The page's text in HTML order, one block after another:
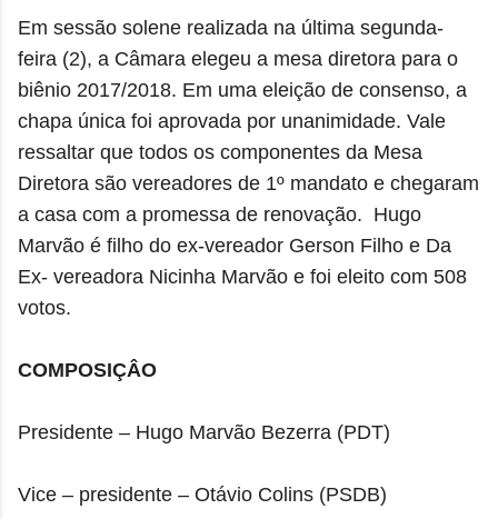
Em sessão solene realizada na última segunda-
feira (2), a Câmara elegeu a mesa diretora para o
biênio 2017/2018. Em uma eleição de consenso, a
chapa única foi aprovada por unanimidade. Vale
ressaltar que todos os componentes da Mesa
Diretora são vereadores de 1º mandato e chegaram
a casa com a promessa de renovação. Hugo
Marvão é filho do ex-vereador Gerson Filho e Da
Ex- vereadora Nicinha Marvão e foi eleito com 508
votos.
COMPOSIÇÂO
Presidente – Hugo Marvão Bezerra (PDT)
Vice – presidente – Otávio Colins (PSDB)